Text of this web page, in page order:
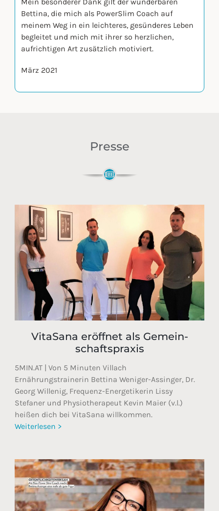
Bettina, die mich als PowerSlim Coach auf
meinem Weg in ein leichteres, gesünderes Leben
begleitet und mich mit ihrer so herzlichen,
aufrichtigen Art zusätzlich motiviert.
März 2021
Presse
VitaSana eröffnet als Gemein­
schafts­praxis
5MIN.AT | Von 5 Minuten Villach
Ernährungstrainerin Bettina Weniger-Assinger, Dr.
Georg Willenig, Frequenz-Energetikerin Lissy
Stefaner und Physiotherapeut Kevin Maier (v.l.)
heißen dich bei VitaSana willkommen.
Weiterlesen >